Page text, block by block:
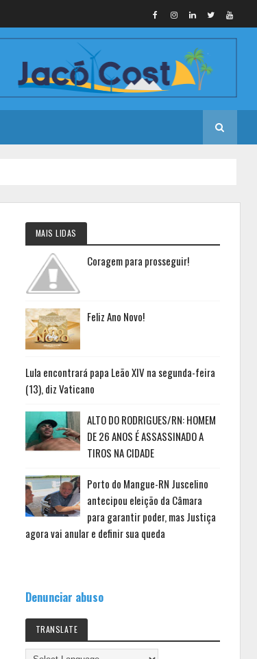
MAIS LIDAS
Coragem para prosseguir!
Feliz Ano Novo!
Lula encontrará papa Leão XIV na segunda-feira
(13), diz Vaticano
ALTO DO RODRIGUES/RN: HOMEM
DE 26 ANOS É ASSASSINADO A
TIROS NA CIDADE
Porto do Mangue-RN Juscelino
antecipou eleição da Câmara
para garantir poder, mas Justiça
agora vai anular e definir sua queda
Denunciar abuso
TRANSLATE